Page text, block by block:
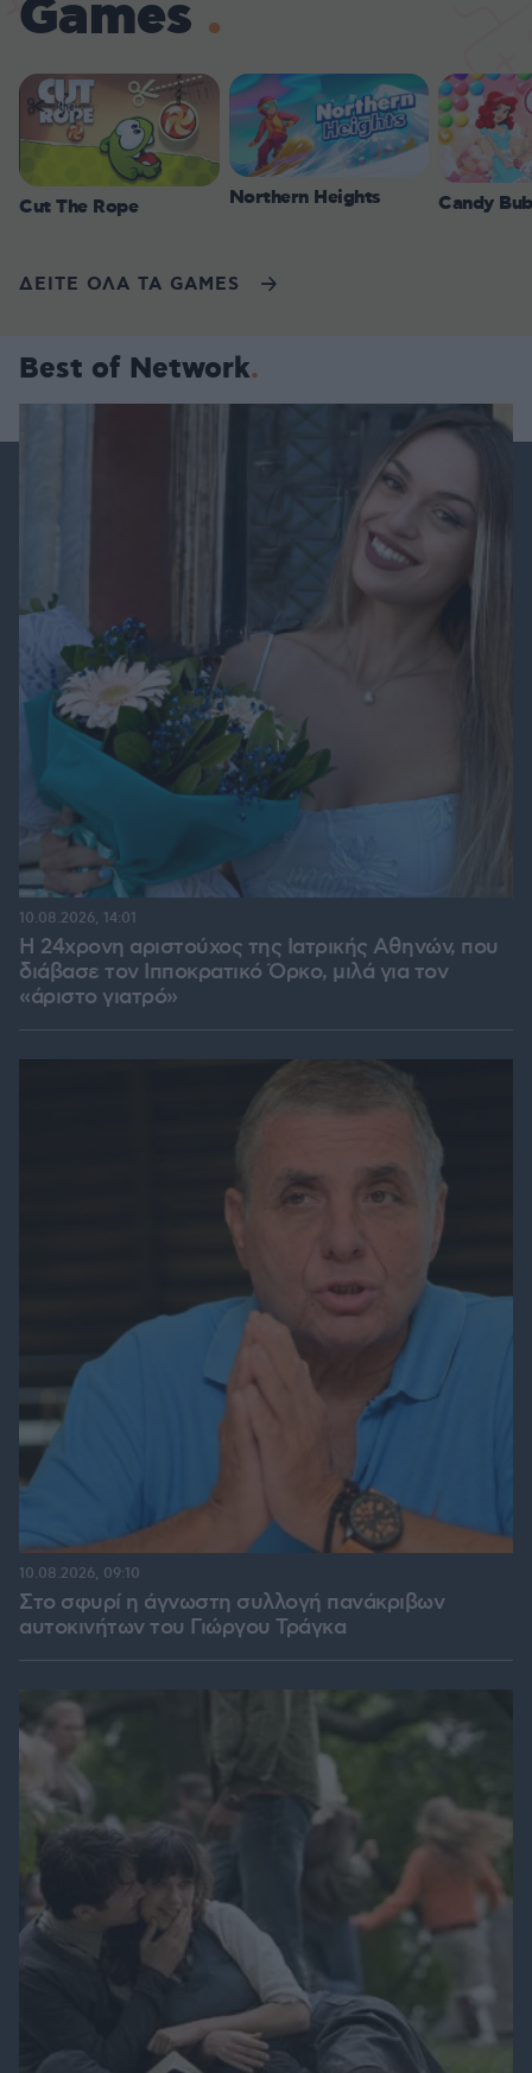
Games
Cut The Rope Northern Heights Candy
ΔΕΙΤΕ ΟΛΑ ΤΑ GAMES
Best of Network
Η 24χρονη αριστούχος της Ιατρικής Αθηνών, που
διάβασε τον Ιπποκρατικό Όρκο, μιλά για τον
«άριστο γιατρό»
10.08.2026, 14:01
Στο σφυρί η άγνωστη συλλογή πανάκριβων
αυτοκινήτων του Γιώργου Τράγκα
10.08.2026, 09:10